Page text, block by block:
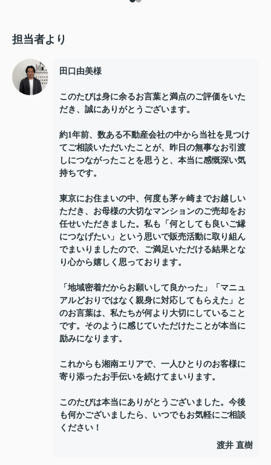
担当者より
田口由美様
このたびは身に余るお言葉と満点のご評価をいた
だき、誠にありがとうございます。
約1年前、数ある不動産会社の中から当社を見つけ
てご相談いただいたことが、昨日の無事なお引渡
しにつながったことを思うと、本当に感慨深い気
持ちです。
東京にお住まいの中、何度も茅ヶ崎までお越しい
ただき、お母様の大切なマンションのご売却をお
任せいただきました。私も「何としても良いご縁
につなげたい」という思いで販売活動に取り組ん
でまいりましたので、ご満足いただける結果とな
り心から嬉しく思っております。
「地域密着だからお願いして良かった」「マニュ
アルどおりではなく親身に対応してもらえた」と
のお言葉は、私たちが何より大切にしていること
です。そのように感じていただけたことが本当に
励みになります。
これからも湘南エリアで、一人ひとりのお客様に
寄り添ったお手伝いを続けてまいります。
このたびは本当にありがとうございました。今後
も何かございましたら、いつでもお気軽にご相談
ください！
渡井 直樹